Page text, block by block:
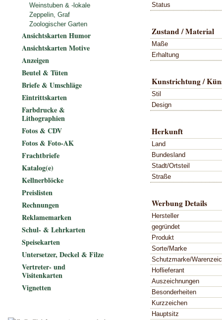
Status
Zustand / Material
Maße
Erhaltung
Kunstrichtung /
Stil
Design
Herkunft
Land
Bundesland
Stadt/Ortsteil
Straße
Werbung Details
Hersteller
gegründet
Produkt
Sorte/Marke
Schutzmarke/
Hoflieferant
Auszeichnungen
Besonderheiten
Kurzzeichen
Hauptsitz
Weinstuben & -lokale
Zeppelin, Graf
Zoologischer Garten
Ansichtskarten Humor
Ansichtskarten Motive
Anzeigen
Beutel & Tüten
Briefe & Umschläge
Eintrittskarten
Farbdrucke &
Lithographien
Fotos & CDV
Fotos & Foto-AK
Frachtbriefe
Katalog(e)
Kellnerblöcke
Preislisten
Rechnungen
Reklamemarken
Schul- & Lehrkarten
Speisekarten
Untersetzer, Deckel & Filze
Vertreter- und
Visitenkarten
Vignetten